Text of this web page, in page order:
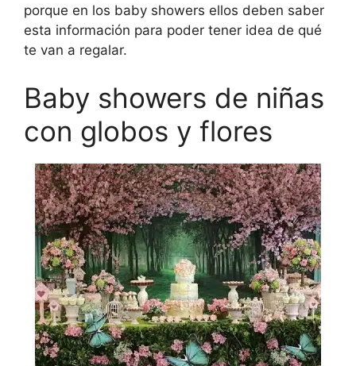
porque en los baby showers ellos deben saber
esta información para poder tener idea de qué
te van a regalar.
Baby showers de niñas
con globos y flores